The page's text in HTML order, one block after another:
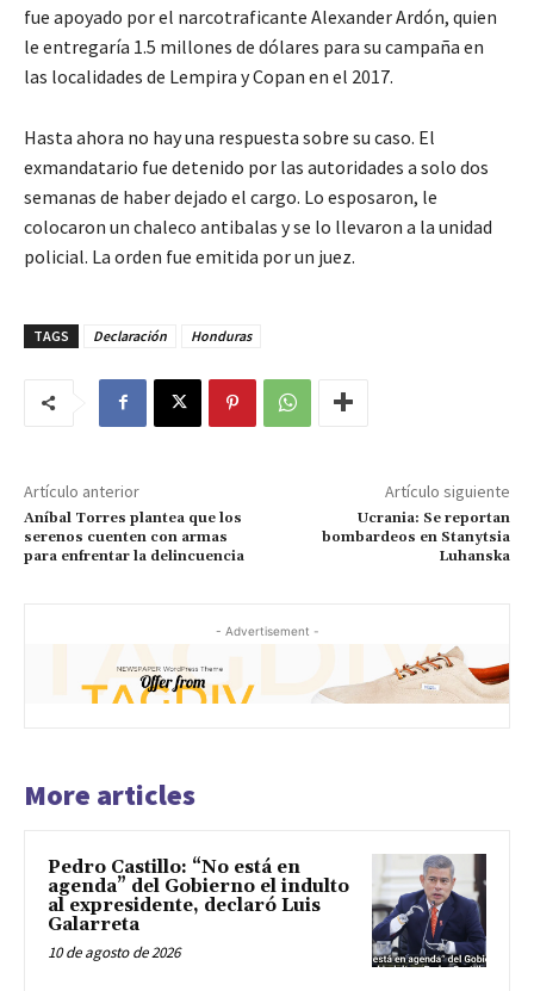
fue apoyado por el narcotraficante Alexander Ardón, quien
le entregaría 1.5 millones de dólares para su campaña en
las localidades de Lempira y Copan en el 2017.
Hasta ahora no hay una respuesta sobre su caso. El
exmandatario fue detenido por las autoridades a solo dos
semanas de haber dejado el cargo. Lo esposaron, le
colocaron un chaleco antibalas y se lo llevaron a la unidad
policial. La orden fue emitida por un juez.
TAGS Declaración Honduras
Artículo anterior
Aníbal Torres plantea que los
serenos cuenten con armas
para enfrentar la delincuencia
Artículo siguiente
Ucrania: Se reportan
bombardeos en Stanytsia
Luhanska
- Advertisement -
More articles
Pedro Castillo: “No está en
agenda” del Gobierno el indulto
al expresidente, declaró Luis
Galarreta
10 de agosto de 2026